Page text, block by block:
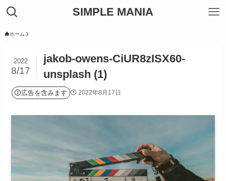
SIMPLE MANIA
ホーム
jakob-owens-CiUR8zISX60-
unsplash (1)
2022
8/17
広告を含みます 2022年8月17日